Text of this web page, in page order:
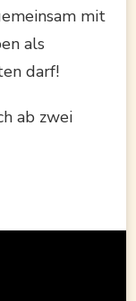
mit
als
darf!
ab zwei